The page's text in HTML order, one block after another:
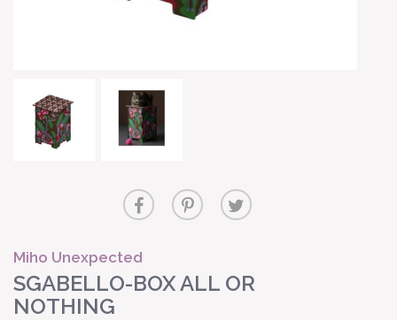
Miho Unexpected
SGABELLO-BOX ALL OR
NOTHING